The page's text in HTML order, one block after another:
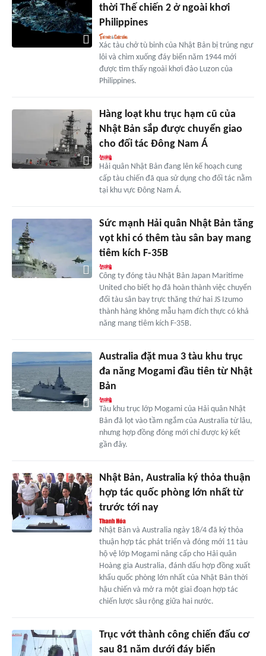
thời Thế chiến 2 ở ngoài khơi
Philippines
Xác tàu chở tù binh của Nhật Bản bị trúng ngư
lôi và chìm xuống đáy biển năm 1944 mới
được tìm thấy ngoài khơi đảo Luzon của
Philippines.
Hàng loạt khu trục hạm cũ của
Nhật Bản sắp được chuyển giao
cho đối tác Đông Nam Á
Hải quân Nhật Bản đang lên kế hoạch cung
cấp tàu chiến đã qua sử dụng cho đối tác nằm
tại khu vực Đông Nam Á.
Sức mạnh Hải quân Nhật Bản tăng
vọt khi có thêm tàu sân bay mang
tiêm kích F-35B
Công ty đóng tàu Nhật Bản Japan Maritime
United cho biết họ đã hoàn thành việc chuyển
đổi tàu sân bay trực thăng thứ hai JS Izumo
thành hàng không mẫu hạm đích thực có khả
năng mang tiêm kích F-35B.
Australia đặt mua 3 tàu khu trục
đa năng Mogami đầu tiên từ Nhật
Bản
Tàu khu trục lớp Mogami của Hải quân Nhật
Bản đã lọt vào tầm ngắm của Australia từ lâu,
nhưng hợp đồng đóng mới chỉ được ký kết
gần đây.
Nhật Bản, Australia ký thỏa thuận
hợp tác quốc phòng lớn nhất từ
trước tới nay
Nhật Bản và Australia ngày 18/4 đã ký thỏa
thuận hợp tác phát triển và đóng mới 11 tàu
hộ vệ lớp Mogami nâng cấp cho Hải quân
Hoàng gia Australia, đánh dấu hợp đồng xuất
khẩu quốc phòng lớn nhất của Nhật Bản thời
hậu chiến và mở ra một giai đoạn hợp tác
chiến lược sâu rộng giữa hai nước.
Trục vớt thành công chiến đấu cơ
sau 81 năm dưới đáy biển